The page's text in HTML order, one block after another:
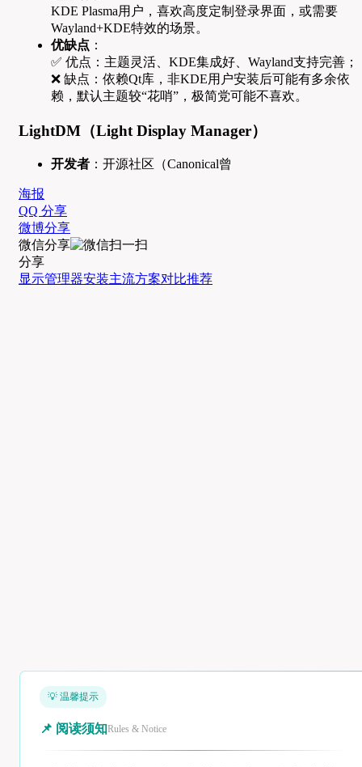
KDE Plasma用户，喜欢高度定制登录界面，或需要
Wayland+KDE特效的场景。
优缺点 ：
✅ 优点：主题灵活、KDE集成好、Wayland支持完善；
❌ 缺点：依赖Qt库，非KDE用户安装后可能有多余依
赖，默认主题较“花哨”，极简党可能不喜欢。
LightDM（Light Display Manager）
开发者 ：开源社区（Canonical曾
海报
QQ 分享
微博分享
微信分享
分享
显示管理器安装主流方案对比推荐
💡 温馨提示
📌 阅读须知Rules & Notice